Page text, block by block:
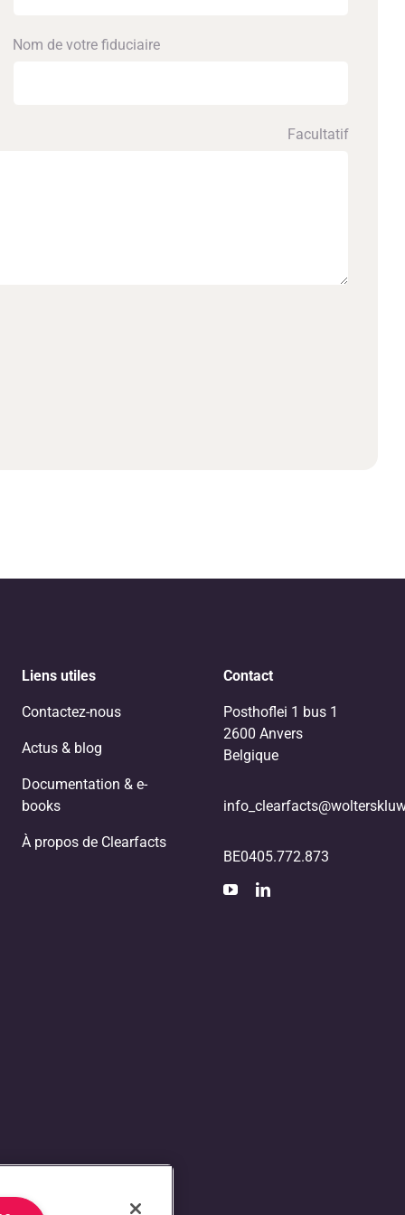
Nom de votre fiduciaire
Facultatif
Liens utiles
Contactez-nous
Actus & blog
Documentation & e-
books
À propos de Clearfacts
Contact
Posthoflei 1 bus 1
2600 Anvers
Belgique
BE0405.772.873